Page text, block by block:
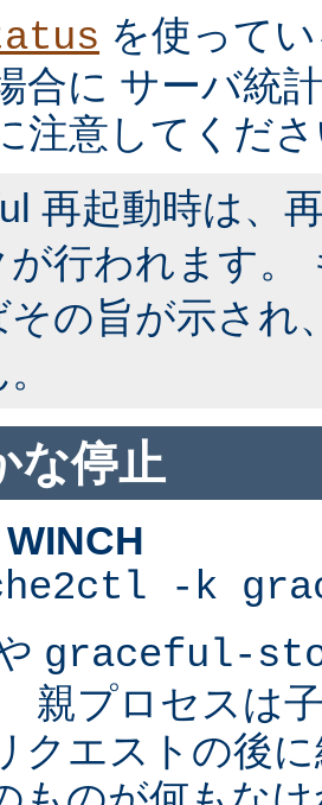
を使って
合に サーバ統
注意してくだ
再起動時は、
が行われます。
その旨が示され
な停止
-k
graceful-
親プロセスは
クエストの後